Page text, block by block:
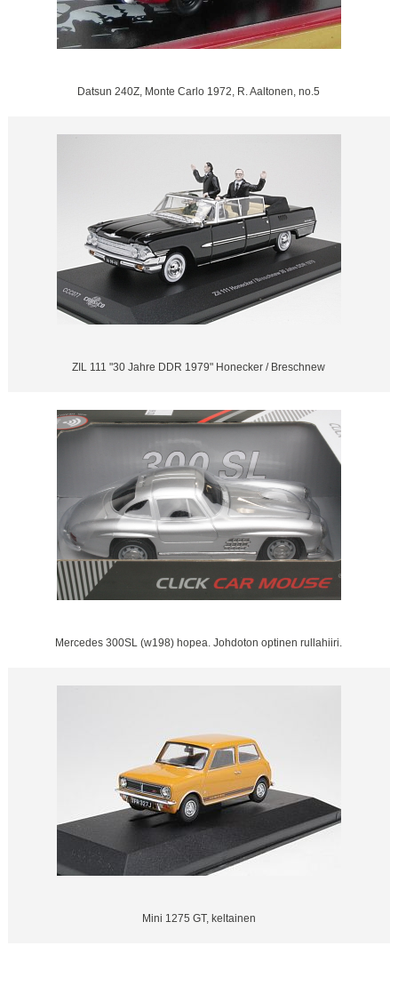
Datsun 240Z, Monte Carlo 1972, R. Aaltonen, no.5
ZIL 111 "30 Jahre DDR 1979" Honecker / Breschnew
Mercedes 300SL (w198) hopea. Johdoton optinen rullahiiri.
Mini 1275 GT, keltainen